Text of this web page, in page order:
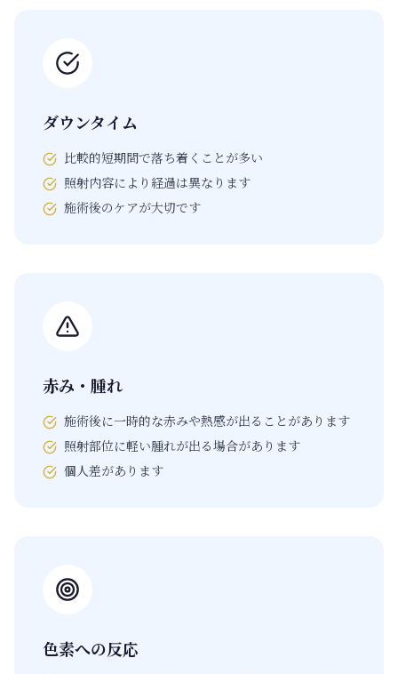
ダウンタイム
比較的短期間で落ち着くことが多い
照射内容により経過は異なります
施術後のケアが大切です
赤み・腫れ
施術後に一時的な赤みや熱感が出ることがあります
照射部位に軽い腫れが出る場合があります
個人差があります
色素への反応